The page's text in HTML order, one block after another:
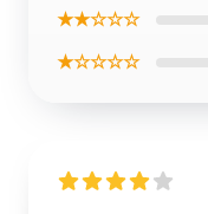
★★☆☆☆
★☆☆☆☆